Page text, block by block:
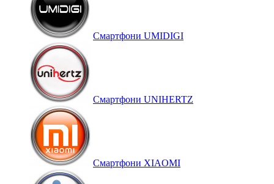
Смартфони UMIDIGI
Смартфони UNIHERTZ
Смартфони XIAOMI